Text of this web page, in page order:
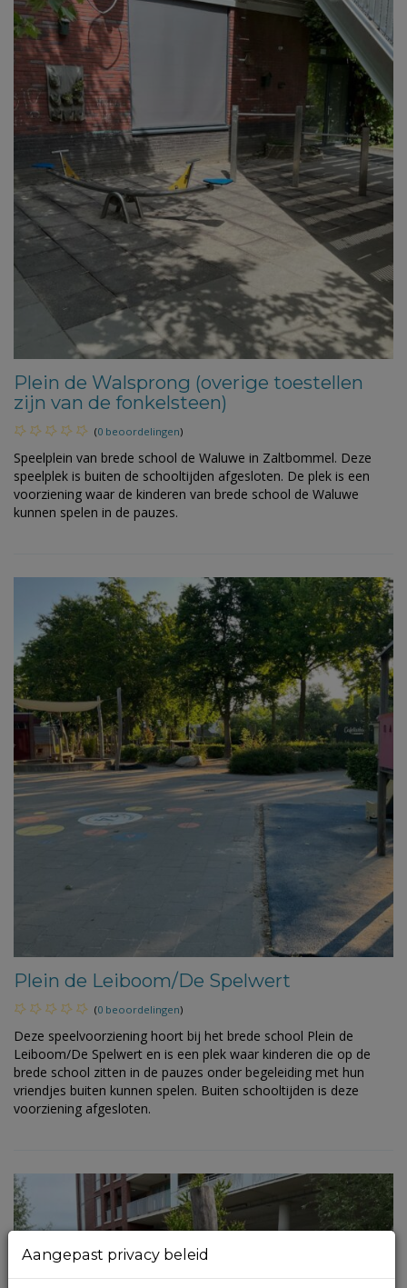
Plein de Walsprong (overige toestellen
zijn van de fonkelsteen)
(0 beoordelingen)
Speelplein van brede school de Waluwe in Zaltbommel. Deze
speelplek is buiten de schooltijden afgesloten. De plek is een
voorziening waar de kinderen van brede school de Waluwe
kunnen spelen in de pauzes.
Plein de Leiboom/De Spelwert
(0 beoordelingen)
Deze speelvoorziening hoort bij het brede school Plein de
Leiboom/De Spelwert en is een plek waar kinderen die op de
brede school zitten in de pauzes onder begeleiding met hun
vriendjes buiten kunnen spelen. Buiten schooltijden is deze
voorziening afgesloten.
Aangepast privacy beleid